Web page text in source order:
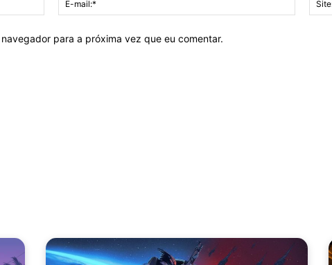
mail:*
para a próxima vez que eu comentar.